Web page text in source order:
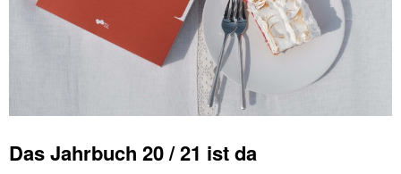
Das Jahrbuch 20 / 21 ist da